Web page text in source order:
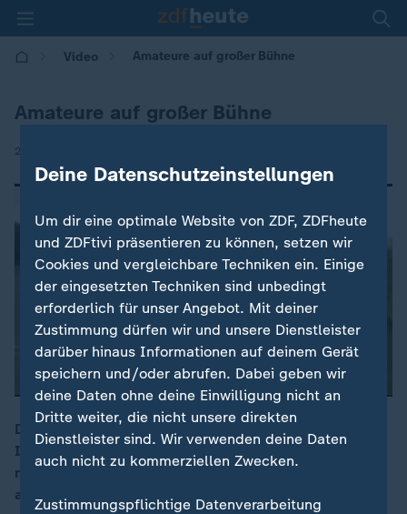
Video Amateure auf großer Bühne
Amateure auf großer Bühne
27.10.2017 | 21:00
00:10
Das Fußballspiel vom Verein um die Ecke live im
Internet sehen: Das macht jetzt ein Essener Start-Up
möglich. heuteplus hat sich die Idee näher
angeschaut.
Deine Datenschutzeinstellungen
Um dir eine optimale Website von ZDF, ZDFheute
und ZDFtivi präsentieren zu können, setzen wir
Cookies und vergleichbare Techniken ein. Einige
der eingesetzten Techniken sind unbedingt
erforderlich für unser Angebot. Mit deiner
Zustimmung dürfen wir und unsere Dienstleister
darüber hinaus Informationen auf deinem Gerät
speichern und/oder abrufen. Dabei geben wir
deine Daten ohne deine Einwilligung nicht an
Dritte weiter, die nicht unsere direkten
Dienstleister sind. Wir verwenden deine Daten
auch nicht zu kommerziellen Zwecken.
Zustimmungspflichtige Datenverarbeitung